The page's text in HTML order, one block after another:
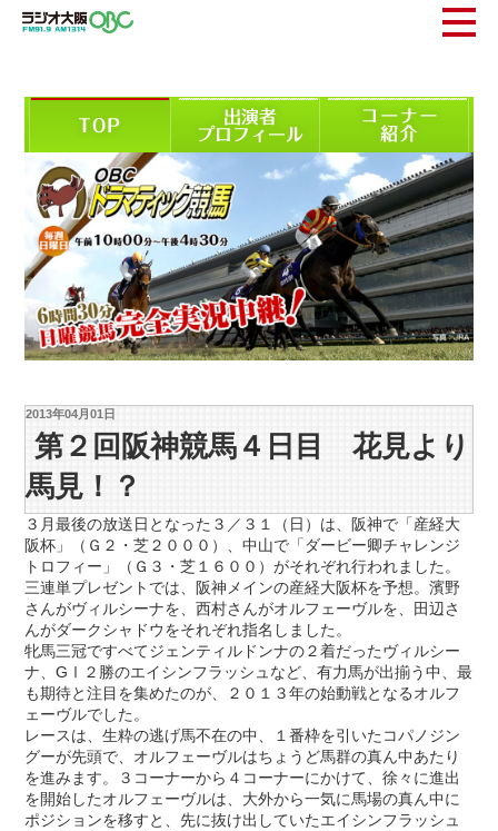
2013年04月01日
第２回阪神競馬４日目 花見より
馬見！？
３月最後の放送日となった３／３１（日）は、阪神で「産経大
阪杯」（Ｇ２・芝２０００）、中山で「ダービー卿チャレンジ
トロフィー」（Ｇ３・芝１６００）がそれぞれ行われました。
三連単プレゼントでは、阪神メインの産経大阪杯を予想。濱野
さんがヴィルシーナを、西村さんがオルフェーヴルを、田辺さ
んがダークシャドウをそれぞれ指名しました。
牝馬三冠ですべてジェンティルドンナの２着だったヴィルシー
ナ、GⅠ２勝のエイシンフラッシュなど、有力馬が出揃う中、最
も期待と注目を集めたのが、２０１３年の始動戦となるオルフ
ェーヴルでした。
レースは、生粋の逃げ馬不在の中、１番枠を引いたコパノジン
グーが先頭で、オルフェーヴルはちょうど馬群の真ん中あたり
を進みます。３コーナーから４コーナーにかけて、徐々に進出
を開始したオルフェーヴルは、大外から一気に馬場の真ん中に
ポジションを移すと、先に抜け出していたエイシンフラッシュ